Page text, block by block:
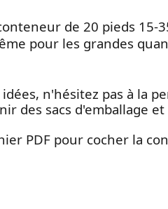
de 20 pieds 15-
pour les grandes
n'hésitez pas à la
des sacs d'emballage et
PDF pour cocher la